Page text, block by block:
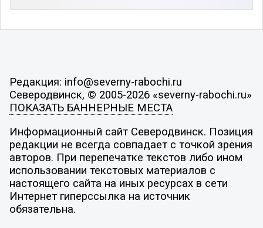
Редакция: info@severny-rabochi.ru
Северодвинск, © 2005-2026 «severny-rabochi.ru»
ПОКАЗАТЬ БАННЕРНЫЕ МЕСТА
Информационный сайт Северодвинск. Позиция
редакции не всегда совпадает с точкой зрения
авторов. При перепечатке текстов либо ином
использовании текстовых материалов с
настоящего сайта на иных ресурсах в сети
Интернет гиперссылка на источник
обязательна.